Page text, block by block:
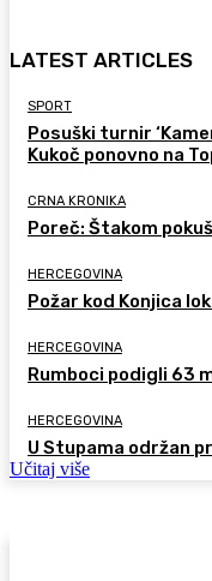
LATEST ARTICLES
SPORT
Posuški turnir
Kukoč ponovno na
CRNA KRONIKA
Poreč: Štakom
HERCEGOVINA
Požar kod Konjica
HERCEGOVINA
Rumboci podigli 63
HERCEGOVINA
U Stupama održan
Učitaj više